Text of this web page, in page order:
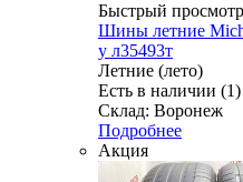
Быстрый просмотр
Шины летние
у л35493т
Летние (лето)
Есть в наличии (1)
Склад: Воронеж
Подробнее
Акция